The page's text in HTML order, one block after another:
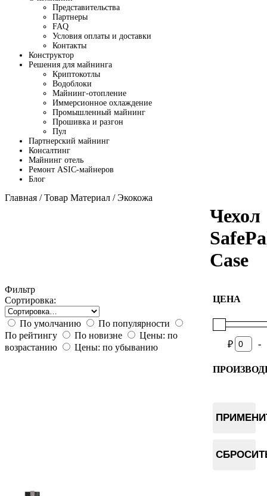
Представительства
Партнеры
FAQ
Условия оплаты и доставки
Контакты
Конструктор
Решения для майнинга
Криптокотлы
Водоблоки
Майнинг-отопление
Иммерсионное охлаждение
Промышленный майнинг
Прошивка и разгон
Пул
Партнерский майнинг
Консалтинг
Майнинг отель
Ремонт ASIC-майнеров
Блог
Главная / Товар Материал / Экокожа
Чехол
Case
Фильтр
Сортировка:
По умолчанию
По популярности
По рейтингу
По новизне
Цены: по
возрастанию
Цены: по убыванию
ЦЕНА
₽ -